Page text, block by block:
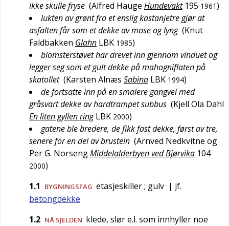
ikke skulle fryse (Alfred Hauge Hundevakt 195 1961)
lukten av grønt fra et enslig kastanjetre gjør at
asfalten får som et dekke av mose og lyng (Knut
Faldbakken Glahn LBK 1985)
blomsterstøvet har drevet inn gjennom vinduet og
legger seg som et gult dekke på mahogniflaten på
skatollet (Karsten Alnæs Sabina LBK 1994)
de fortsatte inn på en smalere gangvei med
gråsvart dekke av hardtrampet subbus (Kjell Ola Dahl
En liten gyllen ring LBK 2000)
gatene ble bredere, de fikk fast dekke, først av tre,
senere for en del av brustein (Arnved Nedkvitne og
Per G. NorsengMiddelalderbyen ved Bjørvika 104
2000)
1.1
BYGNINGSFAG etasjeskiller; gulv | jf.
betongdekke
1.2 NÅ SJELDEN klede, slør e.l. som innhyller noe